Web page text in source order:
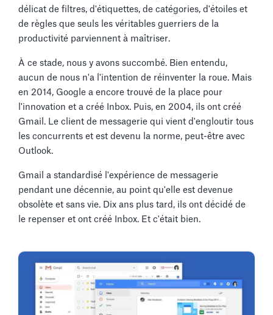
délicat de filtres, d'étiquettes, de catégories, d'étoiles et
de règles que seuls les véritables guerriers de la
productivité parviennent à maîtriser.
À ce stade, nous y avons succombé. Bien entendu,
aucun de nous n'a l'intention de réinventer la roue. Mais
en 2014, Google a encore trouvé de la place pour
l'innovation et a créé Inbox. Puis, en 2004, ils ont créé
Gmail. Le client de messagerie qui vient d'engloutir tous
les concurrents et est devenu la norme, peut-être avec
Outlook.
Gmail a standardisé l'expérience de messagerie
pendant une décennie, au point qu'elle est devenue
obsolète et sans vie. Dix ans plus tard, ils ont décidé de
le repenser et ont créé Inbox. Et c'était bien.